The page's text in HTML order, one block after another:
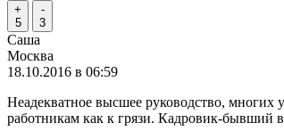
+
5
-
3
Саша
Москва
18.10.2016 в 06:59
Неадекватное высшее руководство, многих
работникам как к грязи. Кадровик-бывший